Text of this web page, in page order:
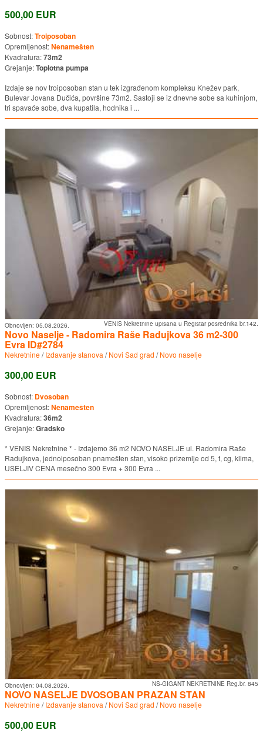
500,00 EUR
Sobnost:Troiposoban
Opremljenost:Nenamešten
Kvadratura:73m2
Grejanje:Toplotna pumpa
Izdaje se nov troiposoban stan u tek izgrađenom kompleksu Knežev park,
Bulevar Jovana Dučića, površine 73m2. Sastoji se iz dnevne sobe sa kuhinjom,
tri spavaće sobe, dva kupatila, hodnika i ...
VENIS Nekretnine upisana u Registar posrednika br.142.
Obnovljen: 05.08.2026.
Novo Naselje - Radomira Raše Radujkova 36 m2-300
Evra ID#2784
Nekretnine/Izdavanje stanova /Novi Sad grad /Novo naselje
300,00 EUR
Sobnost: Dvosoban
Opremljenost:Nenamešten
Kvadratura:36m2
Grejanje:Gradsko
* VENIS Nekretnine * - Izdajemo 36 m2 NOVO NASELJE ul. Radomira Raše
Radujkova, jednoiposoban pnamešten stan, visoko prizemlje od 5, t, cg, klima,
USELJIV CENA mesečno 300 Evra + 300 Evra ...
NS-GIGANT NEKRETNINE Reg.br. 845
Obnovljen: 04.08.2026.
NOVO NASELJE DVOSOBAN PRAZAN STAN
Nekretnine/Izdavanje stanova /Novi Sad grad /Novo naselje
500,00 EUR